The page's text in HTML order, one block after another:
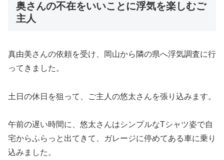
奥さんの不在をいいことに浮気を楽しむご
主人
真由美さんの依頼を受け、岡山から隣の県へ浮気調査に行
ってきました。
土日の休日を狙って、ご主人の悠太さんを張り込みます。
午前の遅い時間に、悠太さんはシンプルなTシャツ姿で自
宅からふらっと出てきて、ガレージに停めてある車に乗り
込みました。